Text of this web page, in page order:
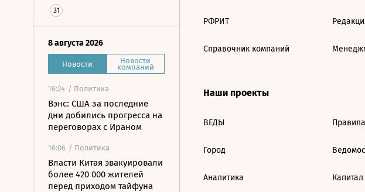
31
8 августа 2026
Новости Новости
компаний
16:24 / Политика
Вэнс: США за последние
дни добились прогресса на
переговорах с Ираном
16:06 / Политика
Власти Китая эвакуировали
более 420 000 жителей
перед приходом тайфуна
РФРИТ
Справочник компаний
Наши проекты
ВЕДЫ
Город
Аналитика Капитал